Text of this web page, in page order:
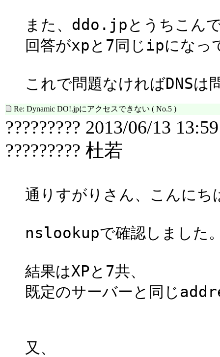
また、ddo.jpとうちこん
回答がxpと7同じipになっ
これで問題なければDNSは
Re: Dynamic DO!.jpにアクセスできない ( No.5 )
????????? 2013/06/13 13:59
????????? 杜若
通りすがりさん、こんにち
nslookupで確認しました
結果はXPと7共、
既定のサーバーと同じ
又、